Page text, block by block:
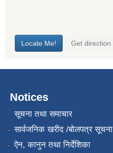
Notices
सूचना तथा समाचार
सार्वजनिक खरीद /बोलपत्र सूचना
ऐन, कानुन तथा निर्देशिका